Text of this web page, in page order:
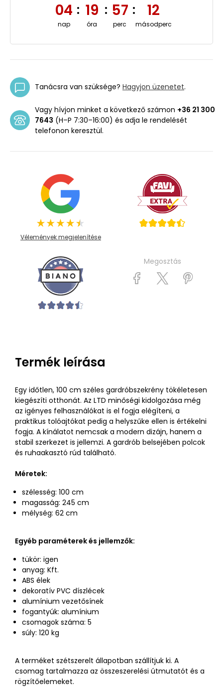
04
nap
: 19
óra
: 57
perc
: 11
másodperc
Tanácsra van szüksége? Hagyjon üzenetet.
Vagy hívjon minket a következő számon +36 21 300
7643 (H–P 7:30–16:00) és adja le rendelését
telefonon keresztül.
Vélemények megjelenítése
Megosztás
Termék leírása
Egy időtlen, 100 cm széles gardróbszekrény tökéletesen
kiegészíti otthonát. Az LTD minőségi kidolgozása még
az igényes felhasználókat is el fogja elégíteni, a
praktikus tolóajtókat pedig a helyszűke ellen is értékelni
fogja. A kínálatot nemcsak a modern dizájn, hanem a
stabil szerkezet is jellemzi. A gardrób belsejében polcok
és ruhaakasztó rúd található.
Méretek:
szélesség: 100 cm
magasság: 245 cm
mélység: 62 cm
Egyéb paraméterek és jellemzők:
tükör: igen
anyag: Kft.
ABS élek
dekoratív PVC díszlécek
alumínium vezetősínek
fogantyúk: alumínium
csomagok száma: 5
súly: 120 kg
A terméket szétszerelt állapotban szállítjuk ki. A
csomag tartalmazza az összeszerelési útmutatót és a
rögzítőelemeket.